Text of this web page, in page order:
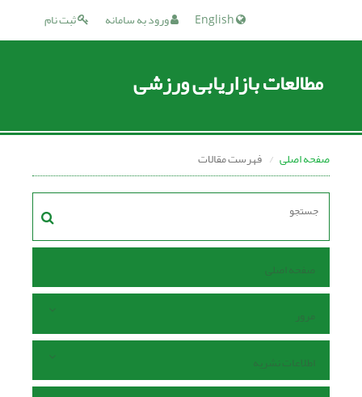
ثبت نام ورود به سامانه
مطالعات بازاریابی ورزشی
صفحه اصلی فهرست مقالات
صفحه اصلی
مرور
اطلاعات نشریه